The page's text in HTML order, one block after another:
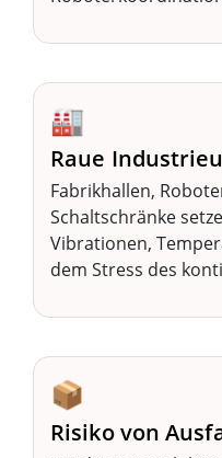
🏭
Raue
Fabrikhallen,
Schaltschränke
Vibrationen,
dem Stress des
📦
Risiko von